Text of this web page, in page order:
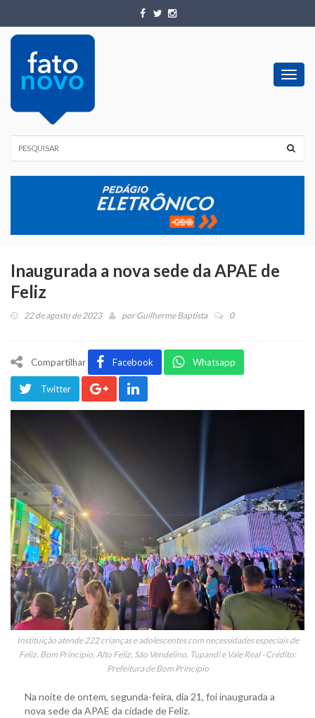
Inaugurada a nova sede da APAE de
Feliz
22 de agosto de 2023 porGuilherme Baptista 0
Compartilhar Facebook Whatsapp
Twitter
Instituição atende 222 crianças e adolescentes com necessidades especiais de
Feliz, Bom Princípio, Alto Feliz, São Vendelino, Tupandi e Vale Real - Crédito:
Prefeitura de Bom Princípio
Na noite de ontem, segunda-feira, dia 21, foi inaugurada a
nova sede da APAE da cidade de Feliz.